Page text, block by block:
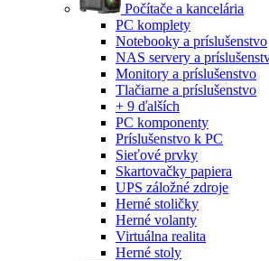
Počítače a kancelária
PC komplety
Notebooky a príslušenstvo
NAS servery a
Monitory a príslušenstvo
Tlačiarne a príslušenstvo
+ 9 ďalších
PC komponenty
Príslušenstvo k PC
Sieťové prvky
Skartovačky papiera
UPS záložné zdroje
Herné stoličky
Herné volanty
Virtuálna realita
Herné stoly